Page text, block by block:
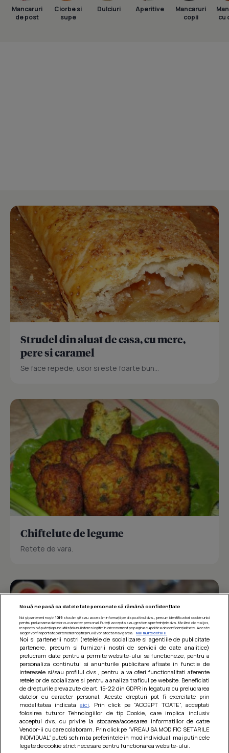
Mancaruri
de post
Ciorbe si
supe
Dulciuri Aperitive
Mancaruri
copii
cu
Strudel din aluat de casa, cu mere,
pere si caramel
Se face repede, usor si este foarte bun...
Chiftelute de legume
Retete de vara.
Barcute din vinete cu arpagic rosu
Un deliciu usor de preparat!
Nouă ne pasă ca datele tale personale să rămână confidențiale
Noi și partenerii noștri 1019stocăm și/sau accesăm informații pe dispozitivul dvs., precum identificatorii cookie unici
pentru prelucrarea datelor cu caracter personal. Puteți accepta sau gestiona preferințele dvs. făcând clic mai jos,
respectiv vă puteți opune utilizării unui interes legitim în orice moment pe pagina cu politica de confidențialitate. Aceste
alegeri vor fi raportate partenerilor noștri și nu vă vor afecta navigarea.
Mai multe detalii
Noi si partenerii nostri (retelele de socializare si agentiile de publicitate
partenere, precum si furnizorii nostri de servicii de date analitice)
prelucram date pentru a permite website-ului sa functioneze, pentru a
personaliza continutul si anunturile publicitare afisate in functie de
interesele si/sau profilul dvs., pentru a va oferi functionalitati aferente
retelelor de socializare si pentru a analiza traficul pe website. Beneficiati
de drepturile prevazute de art. 15-22 din GDPR in legatura cu prelucrarea
datelor cu caracter personal. Aceste drepturi pot fi exercitate prin
modalitatea indicataaici . Prin click pe “ACCEPT TOATE”, acceptati
folosirea tuturor Tehnologiilor de tip Cookie, care implica inclusiv
acceptul dvs. cu privire la stocarea/accesarea informatiilor de catre
Vendor-ii cu care colaboram. Prin click pe “VREAU SA MODIFIC SETARILE
INDIVIDUAL” puteti schimba preferintele in mod individual, mai putin cele
legate de cookie strict necesare pentru functionarea website-ului.